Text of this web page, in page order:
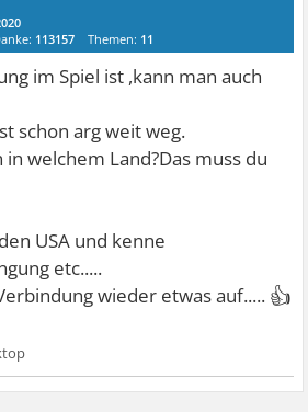
113157 Themen: 11
im Spiel ist ,kann man auch
schon arg weit weg.
welchem Land?Das muss du
USA und kenne
etc.....
wieder etwas auf..... 👍